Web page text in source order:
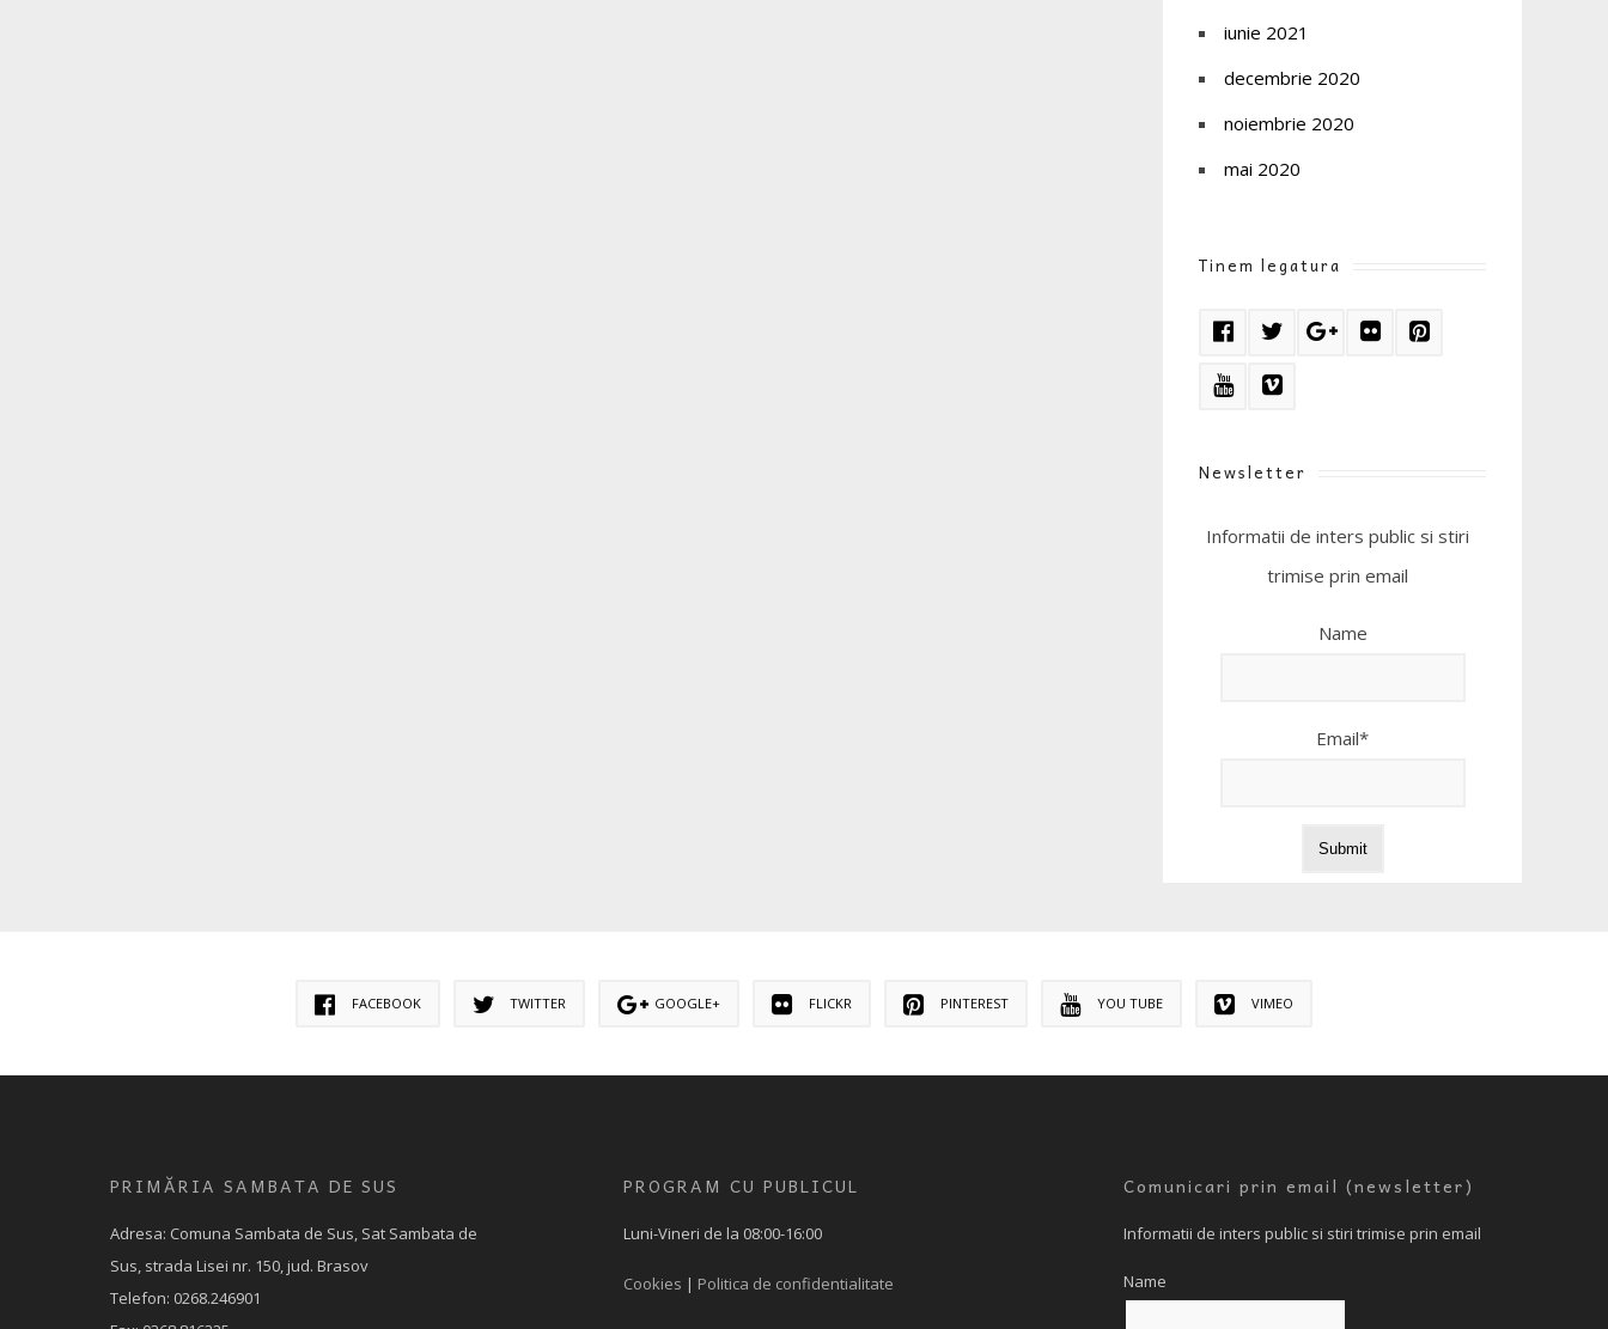
iunie 2021
decembrie 2020
noiembrie 2020
mai 2020
Tinem legatura
Newsletter
Informatii de inters public si stiri
trimise prin email
Name
Email*
FACEBOOK TWITTER GOOGLE+ FLICKR PINTEREST YOU TUBE VIMEO
PRIMĂRIA SAMBATA DE SUS
Adresa: Comuna Sambata de Sus, Sat Sambata de
Sus, strada Lisei nr. 150, jud. Brasov
Telefon: 0268.246901
PROGRAM CU PUBLICUL
Luni-Vineri de la 08:00-16:00
Cookies | Politica de confidentialitate
Comunicari prin email (newsletter)
Informatii de inters public si stiri trimise prin email
Name